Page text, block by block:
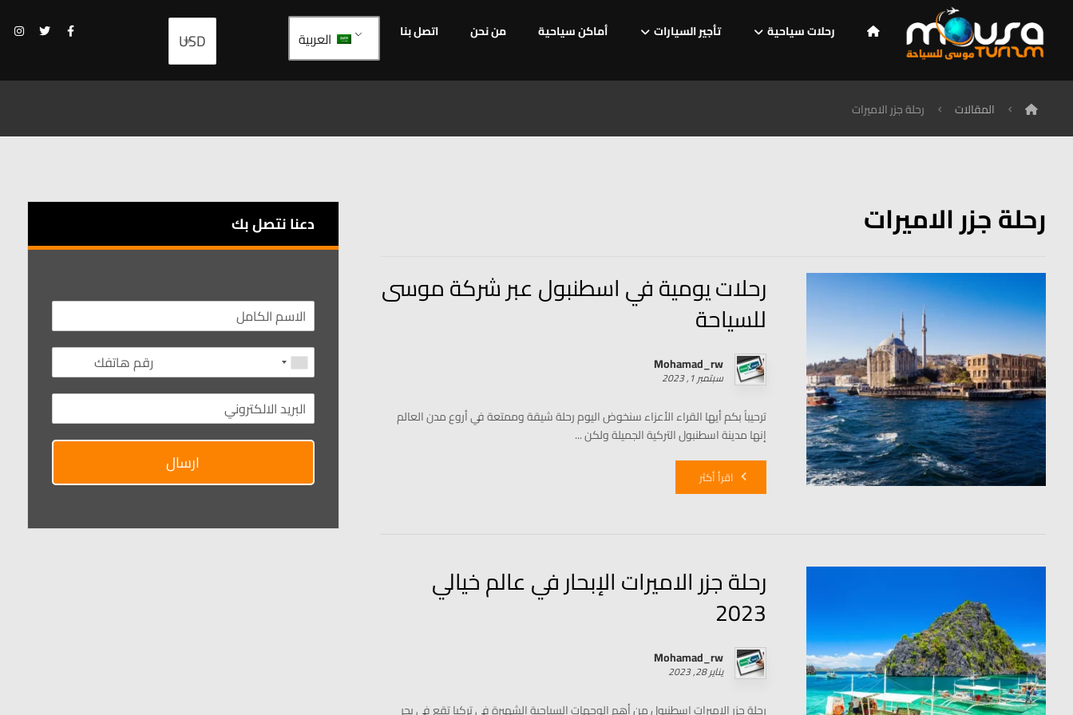
رحلات سياحية تأجير السيارات أماكن سياحية من نحن اتصل بنا العربية
المقالات رحلة جزر الاميرات
رحلة جزر الاميرات
رحلات يومية في اسطنبول عبر شركة موسى
للسياحة
Mohamad_rw
سبتمبر 1, 2023
ترحيباً بكم أيها القراء الأعزاء سنخوض اليوم رحلة شيقة وممتعة في أروع مدن العالم
إنها مدينة اسطنبول التركية الجميلة ولكن ...
اقرأ أكثر
رحلة جزر الاميرات الإبحار في عالم خيالي
2023
Mohamad_rw
يناير 28, 2023
رحلة جزر الاميرات اسطنبول من أهم الوجهات السياحية الشهيرة في تركيا تقع في بحر
دعنا نتصل بك
ارسال